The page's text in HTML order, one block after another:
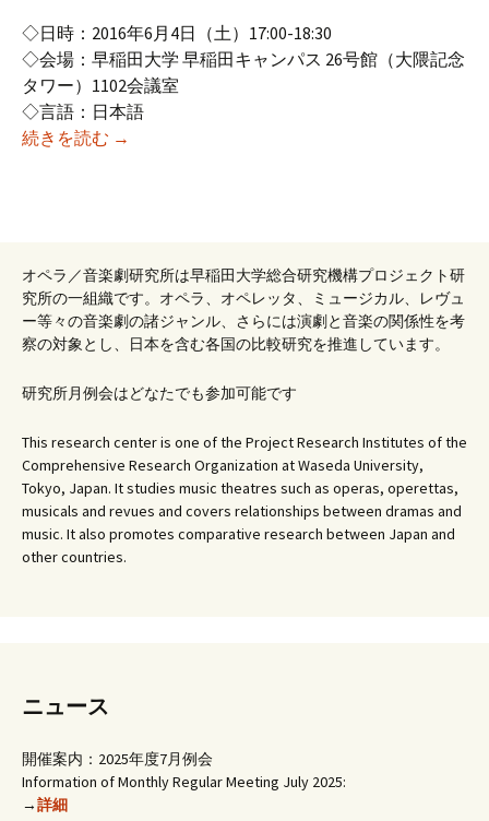
◇日時：2016年6月4日（土）17:00-18:30
◇会場：早稲田大学 早稲田キャンパス 26号館（大隈記念
タワー）1102会議室
◇言語：日本語
続きを読む 2016年度6月研究例会(1) （第149回オペラ研究会
→
オペラ／音楽劇研究所は早稲田大学総合研究機構プロジェクト研
究所の一組織です。オペラ、オペレッタ、ミュージカル、レヴュ
ー等々の音楽劇の諸ジャンル、さらには演劇と音楽の関係性を考
察の対象とし、日本を含む各国の比較研究を推進しています。
研究所月例会はどなたでも参加可能です
This research center is one of the Project Research Institutes of the
Comprehensive Research Organization at Waseda University,
Tokyo, Japan. It studies music theatres such as operas, operettas,
musicals and revues and covers relationships between dramas and
music. It also promotes comparative research between Japan and
other countries.
ニュース
開催案内：2025年度7月例会
Information of Monthly Regular Meeting July 2025:
→詳細